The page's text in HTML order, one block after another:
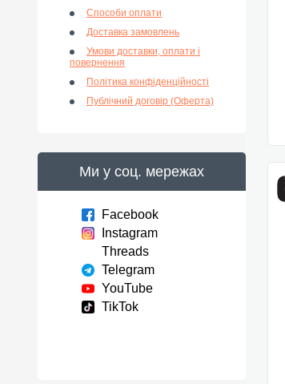
Способи оплати
Доставка замовлень
Умови доставки, оплати і
повернення
Політика конфіденційності
Публічний договір (Оферта)
Ми у соц. мережах
Facebook
Instagram
Threads
Telegram
YouTube
TikTok